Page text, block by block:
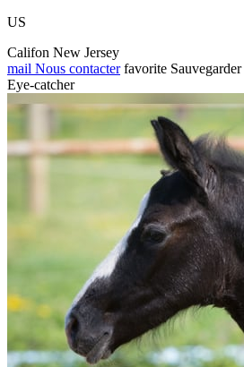
US
Califon New Jersey
mail Nous contacter favorite Sauvegarder
Eye-catcher